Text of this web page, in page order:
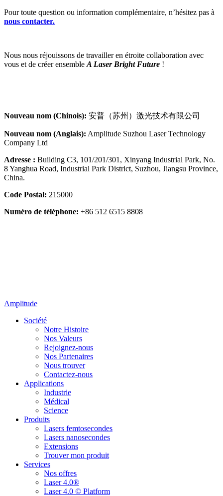
Pour toute question ou information complémentaire, n’hésitez pas à
nous contacter.
Nous nous réjouissons de travailler en étroite collaboration avec
vous et de créer ensemble A Laser Bright Future !
Nouveau nom (Chinois): 安普（苏州）激光技术有限公司
Nouveau nom (Anglais): Amplitude Suzhou Laser Technology
Company Ltd
Adresse : Building C3, 101/201/301, Xinyang Industrial Park, No.
8 Yanghua Road, Industrial Park District, Suzhou, Jiangsu Province,
China.
Code Postal: 215000
Numéro de téléphone: +86 512 6515 8808
Amplitude
Société
Notre Histoire
Nos Valeurs
Rejoignez-nous
Nos Partenaires
Nous trouver
Contactez-nous
Applications
Industrie
Médical
Science
Produits
Lasers femtosecondes
Lasers nanosecondes
Extensions
Trouver mon produit
Services
Nos offres
Laser 4.0®
Laser 4.0 © Platform